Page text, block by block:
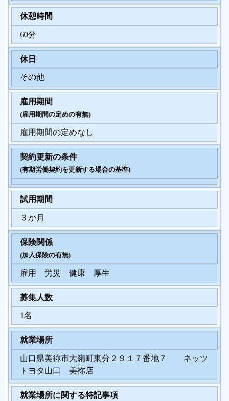
休憩時間
60分
休日
その他
雇用期間
(雇用期間の定めの有無)
雇用期間の定めなし
契約更新の条件
(有期労働契約を更新する場合の基準)
試用期間
３か月
保険関係
(加入保険の有無)
雇用 労災 健康 厚生
募集人数
1名
就業場所
山口県美祢市大嶺町東分２９１７番地７ ネッツ
トヨタ山口 美祢店
就業場所に関する特記事項